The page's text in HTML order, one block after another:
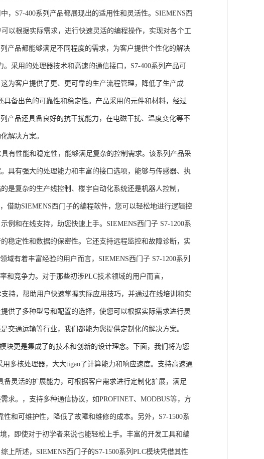
，S7-400系列产品都展现出的适用性和灵活性。SIEMENS西
以根据实际需求，进行快速灵活的编程操作，实现对各个工
产品都能够满足不同程度的需求，为客户提供个性化的解决
采用的处理器技术和高速的通信接口，S7-400系列产品可
为客户提供了更、更可靠的生产流程管理，降低了生产成
备出色的可靠性和稳定性。产品采用的元件和材料，经过
产品还具备良好的抗干扰能力，在电磁干扰、温度变化等不
解决方案。
性能和稳定性，能够满足复杂的控制需求。该系列产品采
具有强大的处理能力和丰富的接口选项，能够与传感器、执
是复杂的生产线控制、楼宇自动化系统还是机器人控制，
借助SIEMENS西门子的编程软件，您可以轻松地进行逻辑控
例和在线支持，助您快速上手。SIEMENS西门子 S7-1200系
稳定性和数据的保密性。它还支持远程监控和故障诊断，实
有着丰富经验的用户而言，SIEMENS西门子 S7-1200系列
和竞争力。对于那些初涉PLC技术领域的用户而言，
持，帮助用户快速掌握实际应用技巧，并通过在线培训和实
供了多种型号和配置的选择，使您可以根据实际需求进行灵
交通运输等行业，我们都能为您提供定制化的解决方案。
更是集成了的技术和创新的设计理念。下面，我们将为您
多核处理器，大大tigao了计算能力和响应速度。支持高速通
灵活的扩展能力，可根据客户需求进行定制化扩展，满足
求。，支持多种通信协议，如PROFINET、MODBUS等，方
和可维护性，降低了故障和维修的成本。另外，S7-1500系
，即使对于初学者来说也能轻松上手。丰富的开发工具和编
所述，SIEMENS西门子的S7-1500系列PLC模块凭借其性